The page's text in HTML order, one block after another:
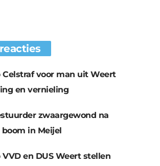
Celstraf voor man uit Weert
en vernieling
zwaargewond na
in Meijel
VVD en DUS Weert stellen